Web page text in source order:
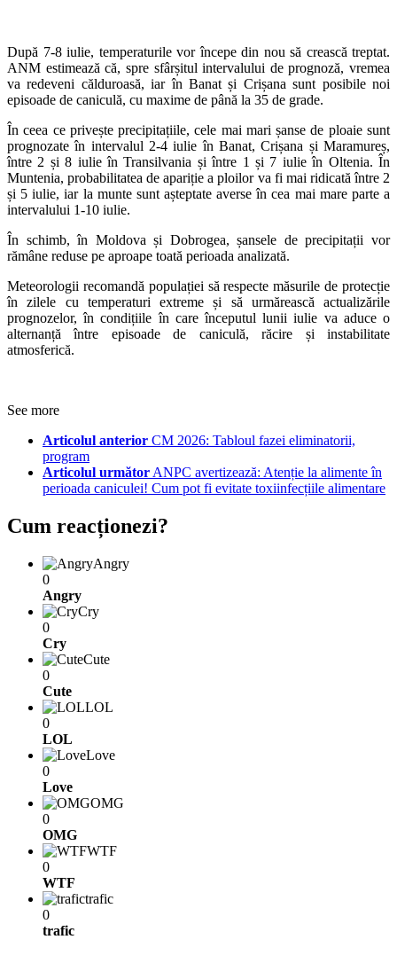
După 7-8 iulie, temperaturile vor începe din nou să crească treptat.
ANM estimează că, spre sfârșitul intervalului de prognoză, vremea
va redeveni călduroasă, iar în Banat și Crișana sunt posibile noi
episoade de caniculă, cu maxime de până la 35 de grade.
În ceea ce privește precipitațiile, cele mai mari șanse de ploaie sunt
prognozate în intervalul 2-4 iulie în Banat, Crișana și Maramureș,
între 2 și 8 iulie în Transilvania și între 1 și 7 iulie în Oltenia. În
Muntenia, probabilitatea de apariție a ploilor va fi mai ridicată între 2
și 5 iulie, iar la munte sunt așteptate averse în cea mai mare parte a
intervalului 1-10 iulie.
În schimb, în Moldova și Dobrogea, șansele de precipitații vor
rămâne reduse pe aproape toată perioada analizată.
Meteorologii recomandă populației să respecte măsurile de protecție
în zilele cu temperaturi extreme și să urmărească actualizările
prognozelor, în condițiile în care începutul lunii iulie va aduce o
alternanță între episoade de caniculă, răcire și instabilitate
atmosferică.
See more
Articolul anterior CM 2026: Tabloul fazei eliminatorii,
program
Articolul următor ANPC avertizează: Atenție la alimente în
perioada caniculei! Cum pot fi evitate toxiinfecțiile alimentare
Cum reacționezi?
Angry
0
Angry
Cry
0
Cry
Cute
0
Cute
LOL
0
LOL
Love
0
Love
OMG
0
OMG
WTF
0
WTF
trafic
0
trafic